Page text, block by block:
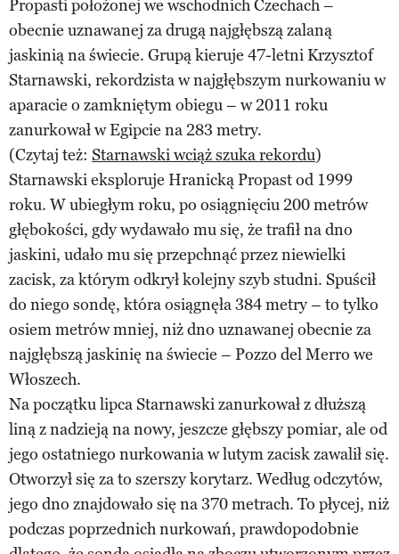
Propasti położonej we wschodnich Czechach –
obecnie uznawanej za drugą najgłębszą zalaną
jaskinią na świecie. Grupą kieruje 47-letni Krzysztof
Starnawski, rekordzista w najgłębszym nurkowaniu w
aparacie o zamkniętym obiegu – w 2011 roku
zanurkował w Egipcie na 283 metry.
(Czytaj też: Starnawski wciąż szuka rekordu)
Starnawski eksploruje Hranicką Propast od 1999
roku. W ubiegłym roku, po osiągnięciu 200 metrów
głębokości, gdy wydawało mu się, że trafił na dno
jaskini, udało mu się przepchnąć przez niewielki
zacisk, za którym odkrył kolejny szyb studni. Spuścił
do niego sondę, która osiągnęła 384 metry – to tylko
osiem metrów mniej, niż dno uznawanej obecnie za
najgłębszą jaskinię na świecie – Pozzo del Merro we
Włoszech.
Na początku lipca Starnawski zanurkował z dłuższą
liną z nadzieją na nowy, jeszcze głębszy pomiar, ale od
jego ostatniego nurkowania w lutym zacisk zawalił się.
Otworzył się za to szerszy korytarz. Według odczytów,
jego dno znajdowało się na 370 metrach. To płycej, niż
podczas poprzednich nurkowań, prawdopodobnie